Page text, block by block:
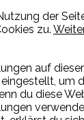
der
zu.
auf
um
du diese